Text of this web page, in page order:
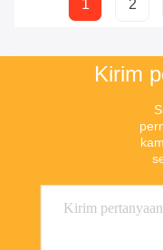
1 2
Kirim